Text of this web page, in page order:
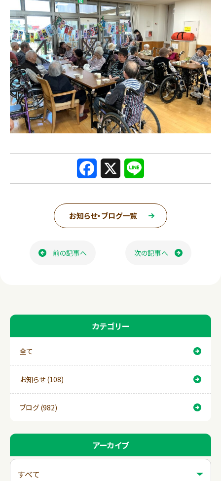
F
e
b
L
e
お知らせ・ブログ一覧
前の記事へ 次の記事へ
カテゴリー
全て
お知らせ (108)
ブログ (982)
アーカイブ